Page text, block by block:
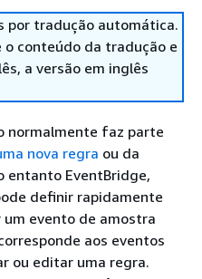
por tradução automática.
conteúdo da tradução e
a versão em inglês
normalmente faz parte
nova regra ou da
entanto EventBridge,
definir rapidamente
evento de amostra
aos eventos
ou editar uma regra.